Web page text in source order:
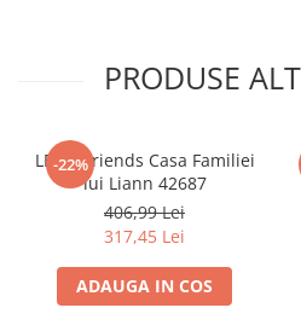
Accesorii Clasice
Hello Kitty - Produse Oficiale
Sanrio
Comic Books (Benzi Desenate)
Trading Card Games
DragonBallZ
Yu-Gi-Oh!
PRODUSE
-22%
LEGO Friends Casa Familiei
lui Liann 42687
406,99 Lei
317,45 Lei
ADAUGA IN COS